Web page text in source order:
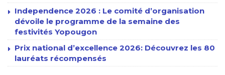
Independence 2026 : Le comité d’organisation
dévoile le programme de la semaine des
festivités Yopougon
Prix national d’excellence 2026: Découvrez les 80
lauréats récompensés